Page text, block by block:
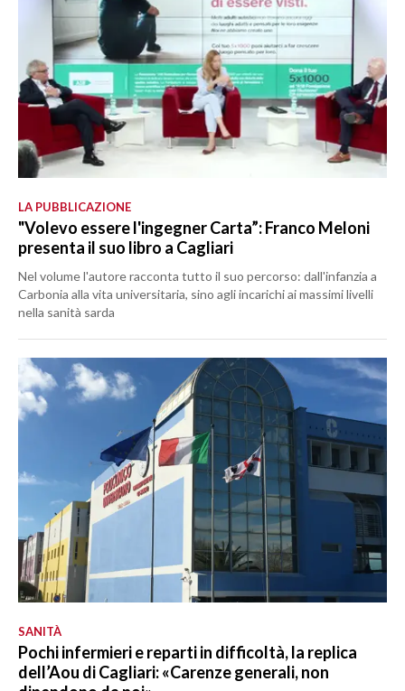
LA PUBBLICAZIONE
"Volevo essere l'ingegner Carta”: Franco Meloni
presenta il suo libro a Cagliari
Nel volume l'autore racconta tutto il suo percorso: dall'infanzia a
Carbonia alla vita universitaria, sino agli incarichi ai massimi livelli
nella sanità sarda
SANITÀ
Pochi infermieri e reparti in difficoltà, la replica
dell’Aou di Cagliari: «Carenze generali, non